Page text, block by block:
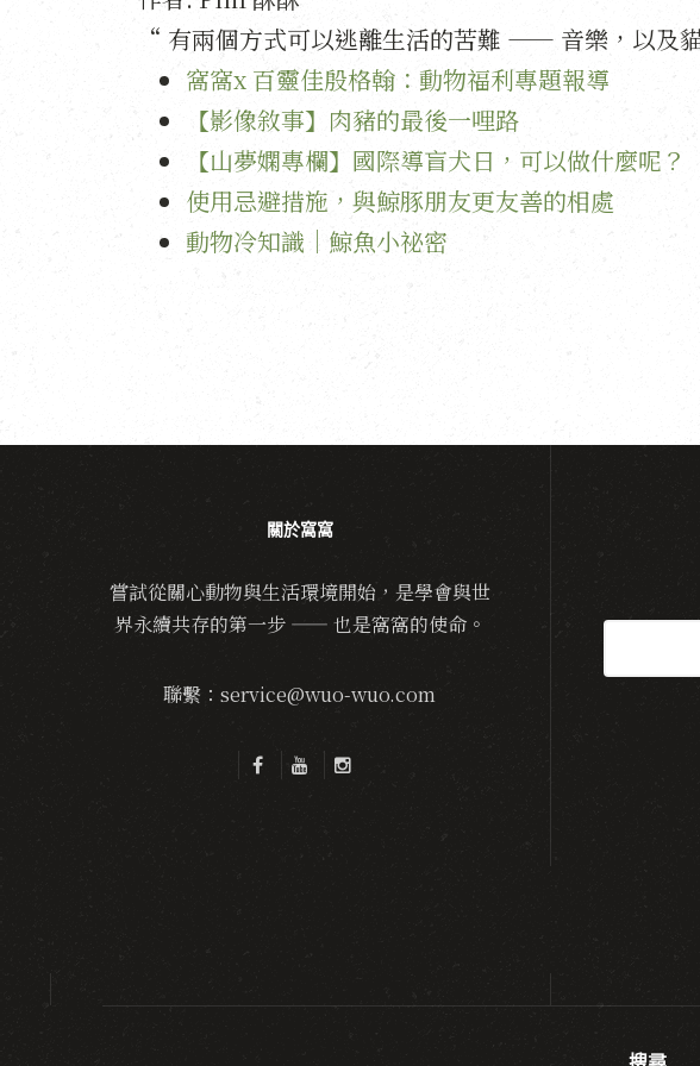
“ 有兩個方式可以逃離生活的苦難 —— 音樂，以及
窩窩x 百靈佳殷格翰：動物福利專題報導
【影像敘事】肉豬的最後一哩路
【山夢嫻專欄】國際導盲犬日，可以做什麼呢？
使用忌避措施，與鯨豚朋友更友善的相處
動物冷知識｜鯨魚小祕密
關於窩窩
嘗試從關心動物與生活環境開始，是學會與世
界永續共存的第一步 —— 也是窩窩的使命。
聯繫：service@wuo-wuo.com